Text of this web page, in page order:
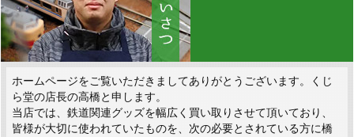
ホームページをご覧いただきましてありがとうございます。くじ
ら堂の店長の高橋と申します。
当店では、鉄道関連グッズを幅広く買い取りさせて頂いており、
皆様が大切に使われていたものを、次の必要とされている方に橋